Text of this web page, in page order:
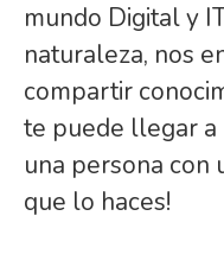
mundo Digital y
naturaleza, nos
compartir
te puede llegar
una persona con
que lo haces!